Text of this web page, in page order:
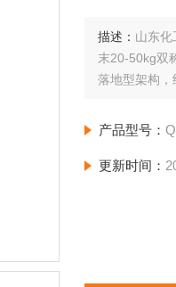
描述： 山东
末20-50kg双
落地型架构，
产品型号：
更新时间：